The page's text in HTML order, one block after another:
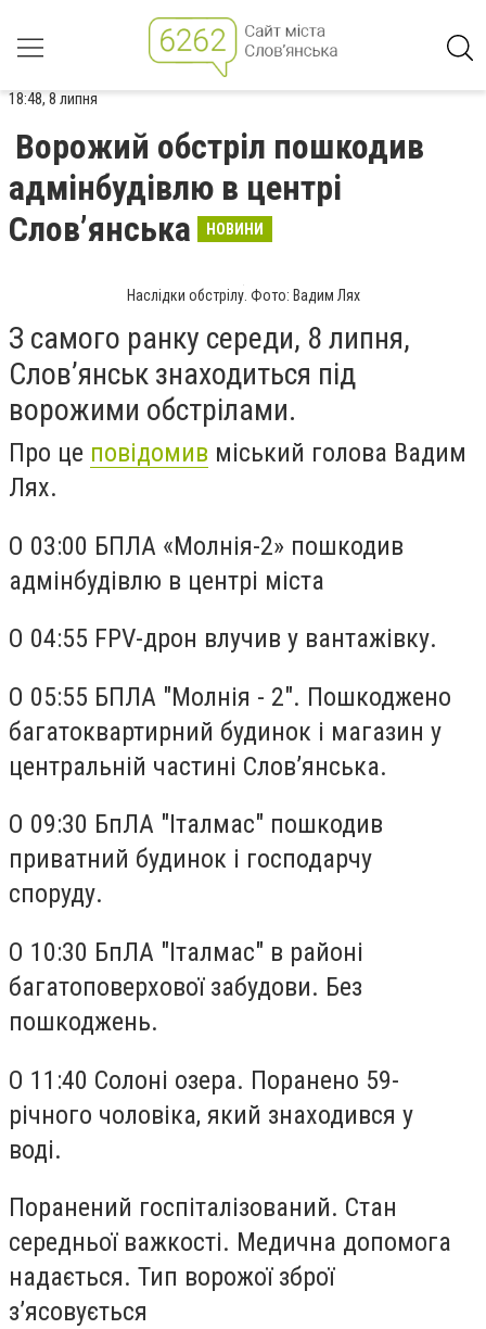
18:48, 8 липня
Ворожий обстріл пошкодив
адмінбудівлю в центрі
Слов’янська
НОВИНИ
Наслідки обстрілу. Фото: Вадим Лях
З самого ранку середи, 8 липня,
Словʼянськ знаходиться під
ворожими обстрілами.
Про це повідомив міський голова Вадим
Лях.
О 03:00 БПЛА «Молнія-2» пошкодив
адмінбудівлю в центрі міста
О 04:55 FPV-дрон влучив у вантажівку.
О 05:55 БПЛА "Молнія - 2". Пошкоджено
багатоквартирний будинок і магазин у
центральній частині Словʼянська.
О 09:30 БпЛА "Італмас" пошкодив
приватний будинок і господарчу
споруду.
О 10:30 БпЛА "Італмас" в районі
багатоповерхової забудови. Без
пошкоджень.
О 11:40 Солоні озера. Поранено 59-
річного чоловіка, який знаходився у
воді.
Поранений госпіталізований. Стан
середньої важкості. Медична допомога
надається. Тип ворожої зброї
зʼясовується